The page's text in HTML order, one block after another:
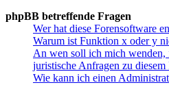
phpBB betreffende Fragen
Wer hat diese Forensoftware
Warum ist Funktion x oder y
An wen soll ich mich wenden,
juristische Anfragen zu
Wie kann ich einen